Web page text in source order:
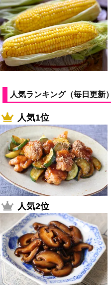
人気ランキング（毎日更新）
人気1位
人気2位